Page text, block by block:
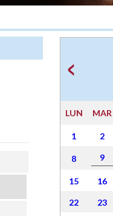
LUN MAR
1 2
8 9
15 16
22 23